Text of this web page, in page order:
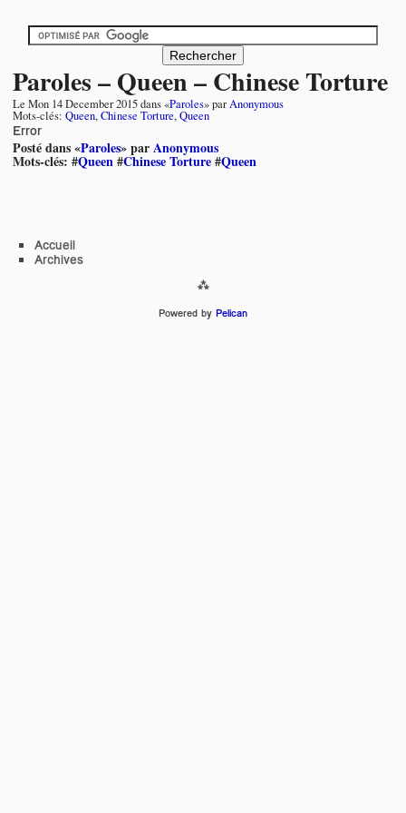
Paroles – Queen – Chinese Torture
Le Mon 14 December 2015dans «Paroles» parAnonymous
Mots-clés: Queen,Chinese Torture,Queen
Error
Posté dans «Paroles» parAnonymous
Mots-clés: #Queen#Chinese Torture#Queen
Accueil
Archives
Powered by Pelican